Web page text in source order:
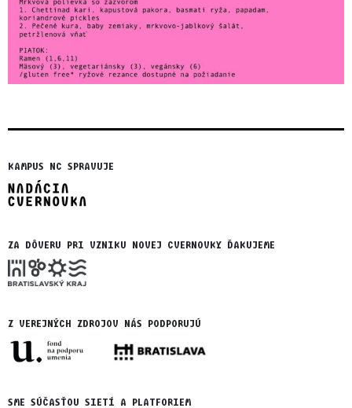
KAMPUS NC SPRAVUJE
ZA DÔVERU PRI VZNIKU NOVEJ CVERNOVKY ĎAKUJEME
Z VEREJNÝCH ZDROJOV NÁS PODPORUJÚ
SME SÚČASŤOU SIETÍ A PLATFORIEM